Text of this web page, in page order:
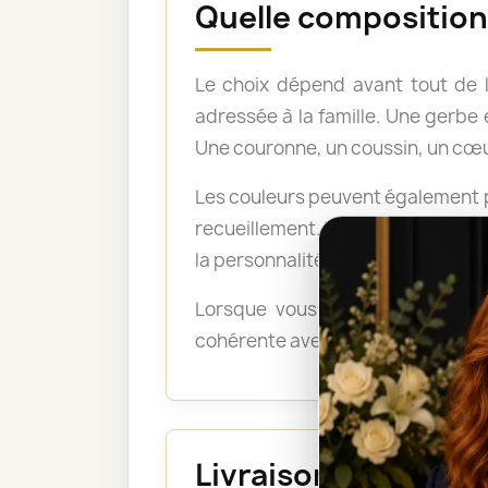
Quelle
Le choix dépend avant tout de
adressée à la famille. Une
Une couronne, un coussin, un
Les couleurs peuvent
recueillement. Les tons pastel
la personnalité du défunt ou
Lorsque vous ne savez pas
cohérente avec le lieu, le
Livraison au